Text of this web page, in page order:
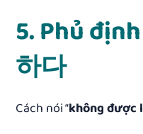
5. Phủ
하다
Cách nói “không được